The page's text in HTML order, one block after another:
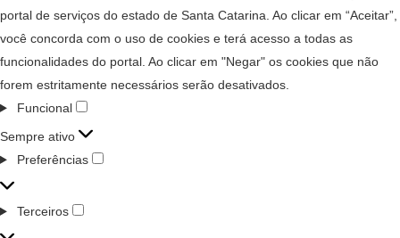
portal de serviços do estado de Santa Catarina. Ao clicar em “Aceitar”,
você concorda com o uso de cookies e terá acesso a todas as
funcionalidades do portal. Ao clicar em "Negar" os cookies que não
forem estritamente necessários serão desativados.
Funcional
Sempre ativo
Preferências
Terceiros